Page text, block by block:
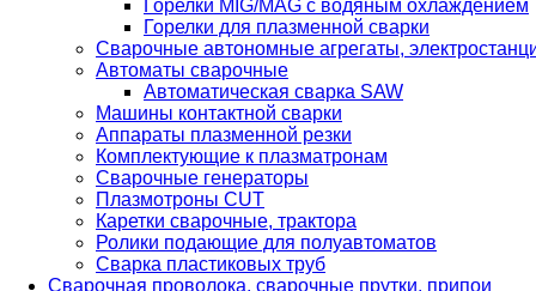
Горелки MIG/MAG с водяным охлаждением
Горелки для плазменной сварки
Сварочные автономные агрегаты,
Автоматы сварочные
Автоматическая сварка SAW
Машины контактной сварки
Аппараты плазменной резки
Комплектующие к плазматронам
Сварочные генераторы
Плазмотроны CUT
Каретки сварочные, трактора
Ролики подающие для полуавтоматов
Сварка пластиковых труб
Сварочная проволока, сварочные прутки, припои